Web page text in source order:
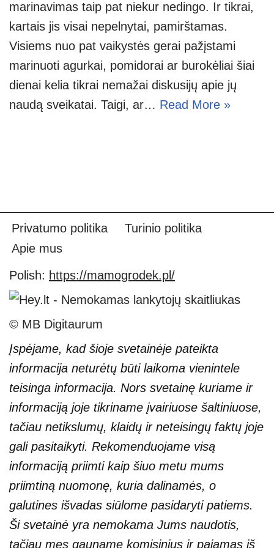
marinavimas taip pat niekur nedingo. Ir tikrai,
kartais jis visai nepelnytai, pamirštamas.
Visiems nuo pat vaikystės gerai pažįstami
marinuoti agurkai, pomidorai ar burokėliai šiai
dienai kelia tikrai nemažai diskusijų apie jų
naudą sveikatai. Taigi, ar… Read More »
Privatumo politika
Turinio politika
Apie mus
Polish: https://mamogrodek.pl/
© MB Digitaurum
Įspėjame, kad šioje svetainėje pateikta
informacija neturėtų būti laikoma vienintele
teisinga informacija. Nors svetainę kuriame ir
informaciją joje tikriname įvairiuose šaltiniuose,
tačiau netikslumų, klaidų ir neteisingų faktų joje
gali pasitaikyti. Rekomenduojame visą
informaciją priimti kaip šiuo metu mums
priimtiną nuomonę, kuria dalinamės, o
galutines išvadas siūlome pasidaryti patiems.
Ši svetainė yra nemokama Jums naudotis,
tačiau mes gauname komisinius ir pajamas iš